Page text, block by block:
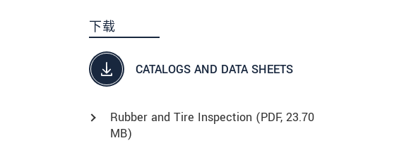
下载
CATALOGS AND DATA SHEETS
Rubber and Tire Inspection (PDF, 23.70
MB)